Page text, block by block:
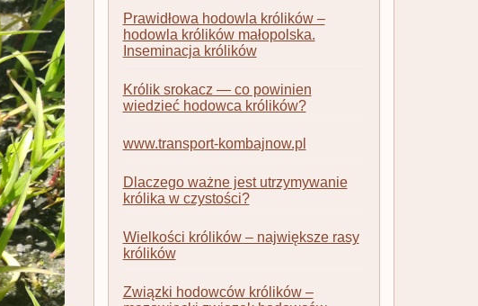
Prawidłowa hodowla królików –
hodowla królików małopolska.
Inseminacja królików
Królik srokacz — co powinien
wiedzieć hodowca królików?
www.transport-kombajnow.pl
Dlaczego ważne jest utrzymywanie
królika w czystości?
Wielkości królików – największe rasy
królików
Związki hodowców królików –